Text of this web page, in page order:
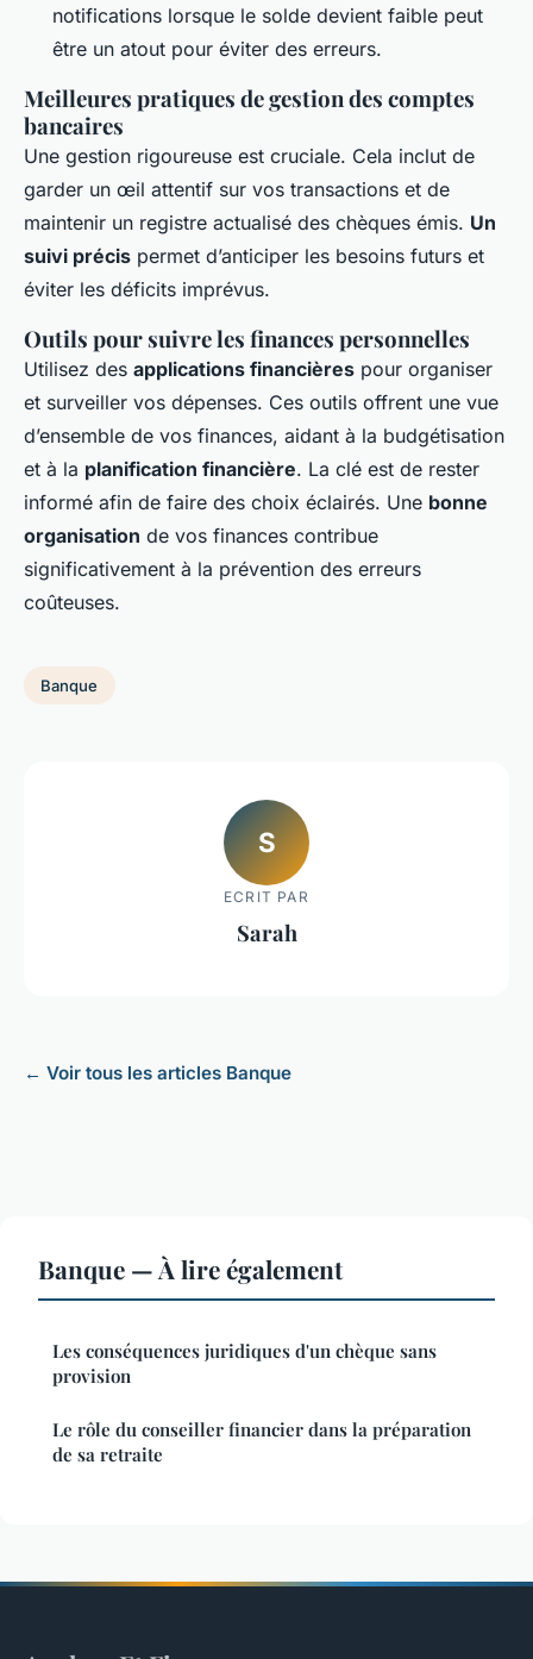
notifications lorsque le solde devient faible peut
être un atout pour éviter des erreurs.
Meilleures pratiques de gestion des comptes
bancaires
Une gestion rigoureuse est cruciale. Cela inclut de
garder un œil attentif sur vos transactions et de
maintenir un registre actualisé des chèques émis. Un
suivi précis permet d’anticiper les besoins futurs et
éviter les déficits imprévus.
Outils pour suivre les finances personnelles
Utilisez des applications financières pour organiser
et surveiller vos dépenses. Ces outils offrent une vue
d’ensemble de vos finances, aidant à la budgétisation
et à la planification financière. La clé est de rester
informé afin de faire des choix éclairés. Une bonne
organisation de vos finances contribue
significativement à la prévention des erreurs
coûteuses.
Banque
S
ECRIT PAR
Sarah
← Voir tous les articles Banque
Banque — À lire également
Les conséquences juridiques d'un chèque sans
provision
Le rôle du conseiller financier dans la préparation
de sa retraite